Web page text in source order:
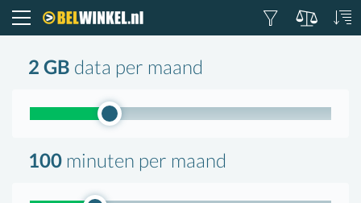
2 GB data per maand
100 minuten per maand